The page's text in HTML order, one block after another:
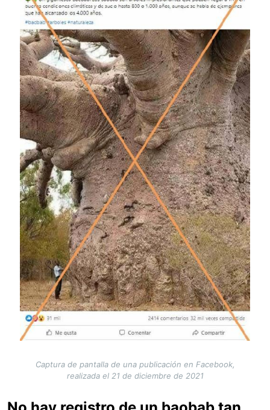
Captura de pantalla de una publicación en Facebook,
realizada el 21 de diciembre de 2021